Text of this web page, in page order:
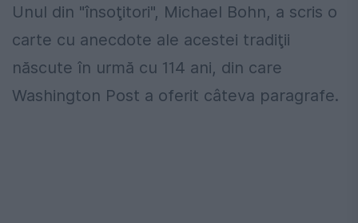
Unul din "însoţitori", Michael Bohn, a scris o
carte cu anecdote ale acestei tradiţii
născute în urmă cu 114 ani, din care
Washington Post a oferit câteva paragrafe.